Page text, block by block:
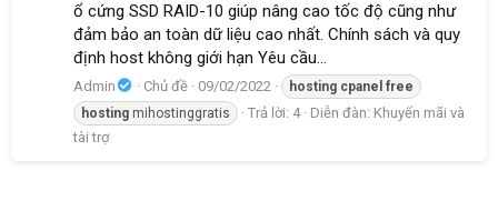
ổ cứng SSD RAID-10 giúp nâng cao tốc độ cũng như
đảm bảo an toàn dữ liệu cao nhất. Chính sách và quy
định host không giới hạn Yêu cầu...
Admin Chủ đề 09/02/2022 hosting cpanel free
hosting mihostinggratis Trả lời: 4 Diễn đàn: Khuyến mãi và
tài trợ